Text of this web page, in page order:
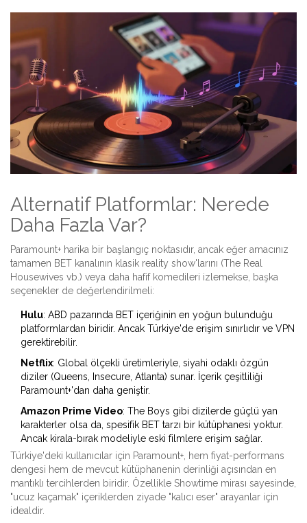
Alternatif Platformlar: Nerede
Daha Fazla Var?
Paramount+ harika bir başlangıç noktasıdır, ancak eğer amacınız
tamamen BET kanalının klasik reality show'larını (The Real
Housewives vb.) veya daha hafif komedileri izlemekse, başka
seçenekler de değerlendirilmeli:
Hulu: ABD pazarında BET içeriğinin en yoğun bulunduğu
platformlardan biridir. Ancak Türkiye'de erişim sınırlıdır ve VPN
gerektirebilir.
Netflix: Global ölçekli üretimleriyle, siyahi odaklı özgün
diziler (Queens, Insecure, Atlanta) sunar. İçerik çeşitliliği
Paramount+'dan daha geniştir.
Amazon Prime Video: The Boys gibi dizilerde güçlü yan
karakterler olsa da, spesifik BET tarzı bir kütüphanesi yoktur.
Ancak kirala-bırak modeliyle eski filmlere erişim sağlar.
Türkiye'deki kullanıcılar için Paramount+, hem fiyat-performans
dengesi hem de mevcut kütüphanenin derinliği açısından en
mantıklı tercihlerden biridir. Özellikle Showtime mirası sayesinde,
"ucuz kaçamak" içeriklerden ziyade "kalıcı eser" arayanlar için
idealdir.